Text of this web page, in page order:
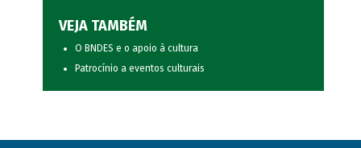
VEJA TAMBÉM
O BNDES e o apoio à cultura
Patrocínio a eventos culturais